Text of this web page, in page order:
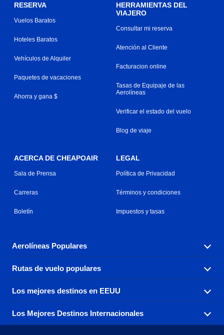
RESERVA
Vuelos Baratos
Hoteles Baratos
Vehículos de Alquiler
Paquetes de vacaciones
Ahorra y gana $
HERRAMIENTAS DEL
VIAJERO
Consultar mi reserva
Atención al Cliente
Facturacion online
Tasas de Equipaje de las
Aerolíneas
Verificar el estado del vuelo
Blog de viaje
ACERCA DE CHEAPOAIR
Sala de Prensa
Carreras
Boletín
LEGAL
Política de Privacidad
Términos y condiciones
Impuestos y tasas
Aerolíneas Populares
Explora nuestras opciones de tarifas aéreas baratas por
aerolínea, con más de 500 opciones para elegir.
Aeromexico
Air France Alaska Airlines
Rutas de vuelo populares
Reserva una de nuestras rutas de vuelo más populares
con tres sencillos clics.
Los mejores destinos en EEUU
Encuentra boletos de avión baratos a destinos
populares de los EEUU de costa a costa.
Los Mejores Destinos Internacionales